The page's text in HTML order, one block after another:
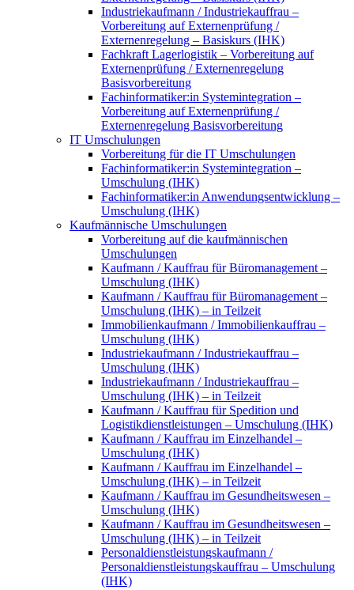
Industriekaufmann / Industriekauffrau –
Vorbereitung auf Externenprüfung /
Externenregelung – Basiskurs (IHK)
Fachkraft Lagerlogistik – Vorbereitung auf
Externenprüfung / Externenregelung
Basisvorbereitung
Fachinformatiker:in Systemintegration –
Vorbereitung auf Externenprüfung /
Externenregelung Basisvorbereitung
IT Umschulungen
Vorbereitung für die IT Umschulungen
Fachinformatiker:in Systemintegration –
Umschulung (IHK)
Fachinformatiker:in Anwendungsentwicklung –
Umschulung (IHK)
Kaufmännische Umschulungen
Vorbereitung auf die kaufmännischen
Umschulungen
Kaufmann / Kauffrau für Büromanagement –
Umschulung (IHK)
Kaufmann / Kauffrau für Büromanagement –
Umschulung (IHK) – in Teilzeit
Immobilienkaufmann / Immobilienkauffrau –
Umschulung (IHK)
Industriekaufmann / Industriekauffrau –
Umschulung (IHK)
Industriekaufmann / Industriekauffrau –
Umschulung (IHK) – in Teilzeit
Kaufmann / Kauffrau für Spedition und
Logistikdienstleistungen – Umschulung (IHK)
Kaufmann / Kauffrau im Einzelhandel –
Umschulung (IHK)
Kaufmann / Kauffrau im Einzelhandel –
Umschulung (IHK) – in Teilzeit
Kaufmann / Kauffrau im Gesundheitswesen –
Umschulung (IHK)
Kaufmann / Kauffrau im Gesundheitswesen –
Umschulung (IHK) – in Teilzeit
Personaldienstleistungskaufmann /
Personaldienstleistungskauffrau – Umschulung
(IHK)